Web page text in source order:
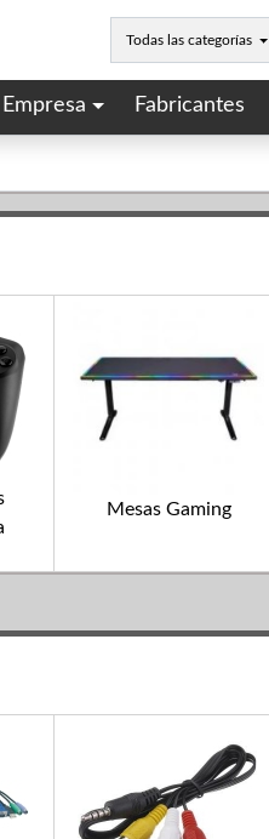
Todas las categorías
Empresa Fabricantes
Mesas Gaming